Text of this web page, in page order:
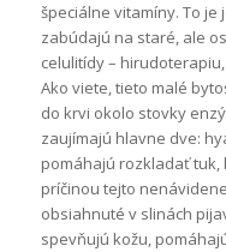
špeciálne vitamíny. To
zabúdajú na staré, ale
celulitídy –
Ako viete, tieto malé
do krvi okolo stovky
zaujímajú hlavne dve:
pomáhajú rozkladať tuk,
príčinou tejto
obsiahnuté v slinách
spevňujú kožu,